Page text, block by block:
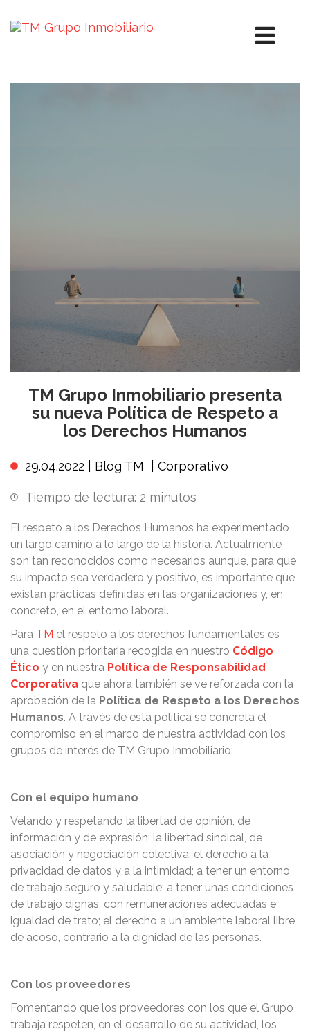
TM Grupo Inmobiliario presenta
su nueva Política de Respeto a
los Derechos Humanos
29.04.2022 | Blog TM Corporativo
Tiempo de lectura: 2 minutos
El respeto a los Derechos Humanos ha experimentado
un largo camino a lo largo de la historia. Actualmente
son tan reconocidos como necesarios aunque, para que
su impacto sea verdadero y positivo, es importante que
existan prácticas definidas en las organizaciones y, en
concreto, en el entorno laboral.
Para TM el respeto a los derechos fundamentales es
una cuestión prioritaria recogida en nuestro Código
Ético y en nuestra Política de Responsabilidad
Corporativa que ahora también se ve reforzada con la
aprobación de la Política de Respeto a los Derechos
Humanos. A través de esta política se concreta el
compromiso en el marco de nuestra actividad con los
grupos de interés de TM Grupo Inmobiliario:
Con el equipo humano
Velando y respetando la libertad de opinión, de
información y de expresión; la libertad sindical, de
asociación y negociación colectiva; el derecho a la
privacidad de datos y a la intimidad; a tener un entorno
de trabajo seguro y saludable; a tener unas condiciones
de trabajo dignas, con remuneraciones adecuadas e
igualdad de trato; el derecho a un ambiente laboral libre
de acoso, contrario a la dignidad de las personas.
Con los proveedores
Fomentando que los proveedores con los que el Grupo
trabaja respeten, en el desarrollo de su actividad, los